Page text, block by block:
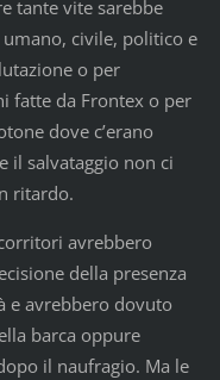
tante vite sarebbe
civile, politico e
o per
fatte da Frontex o per
dove c’erano
il salvataggio non ci
ritardo.
avrebbero
della presenza
e avrebbero dovuto
barca oppure
il naufragio. Ma le